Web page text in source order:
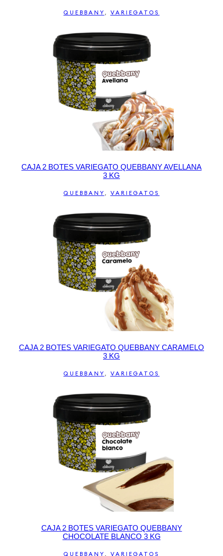
QUEBBANY , VARIEGATOS
CAJA 2 BOTES VARIEGATO QUEBBANY AVELLANA
3 KG
QUEBBANY , VARIEGATOS
CAJA 2 BOTES VARIEGATO QUEBBANY CARAMELO
3 KG
QUEBBANY , VARIEGATOS
CAJA 2 BOTES VARIEGATO QUEBBANY
CHOCOLATE BLANCO 3 KG
QUEBBANY , VARIEGATOS